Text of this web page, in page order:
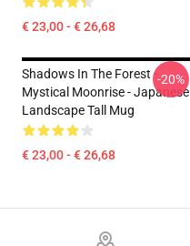
€ 23,00 - € 26,68
Shadows In The Forest -
Mystical Moonrise - Japanese
Landscape Tall Mug
€ 23,00 - € 26,68
-20%